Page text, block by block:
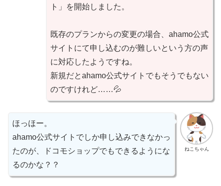
ト」を開始しました。
既存のプランからの変更の場合、ahamo公式
サイトにて申し込むのが難しいという方の声
に対応したようですね。
新規だとahamo公式サイトでもそうでもない
のですけれど……💦
ねこちゃん
ほっほー。
ahamo公式サイトでしか申し込みできなかっ
たのが、ドコモショップでもできるようにな
るのかな？？